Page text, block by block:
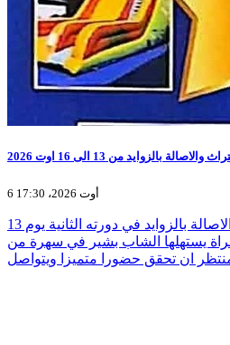
بالزوايد من 13 الى 16 اوت 2026
6 أوت 2026، 17:30
ينطلق مهرجان التراث والاصالة بالزوايد في دورته الثانية يوم 13
يستهلها الشاب بشير في سهرة من